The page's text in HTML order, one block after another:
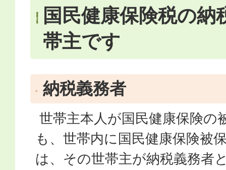
国民健康保険税の納
帯主です
納税義務者
世帯主本人が国民健康保険の
も、世帯内に国民健康保険被
は、その世帯主が納税義務者